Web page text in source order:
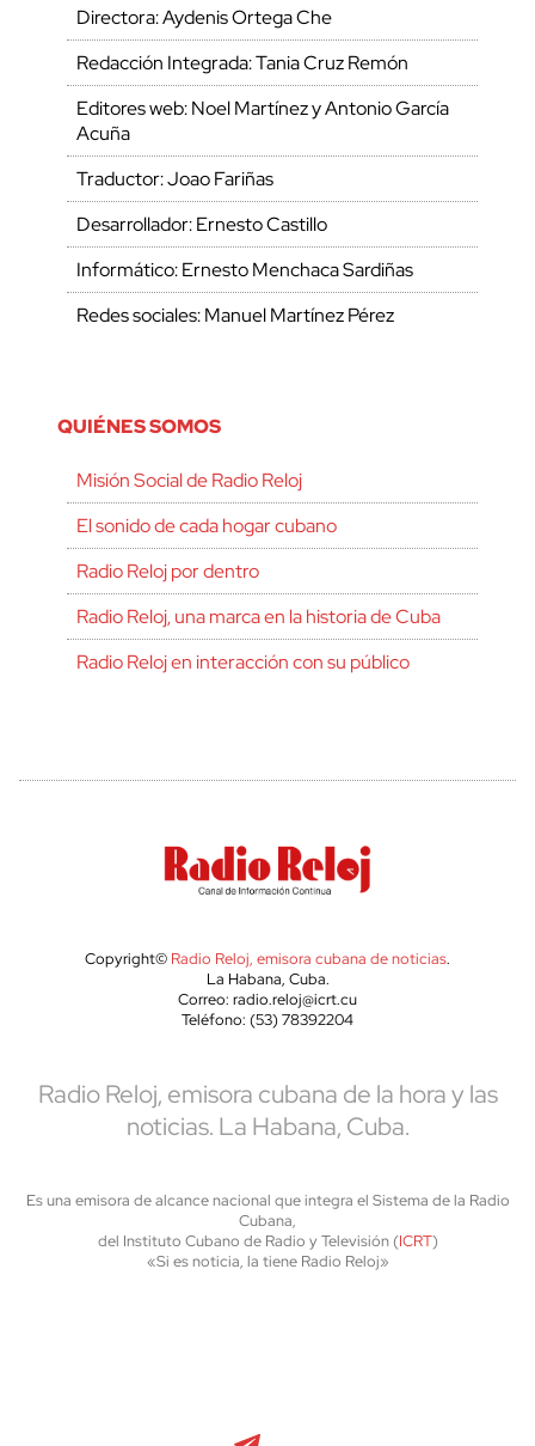
Directora: Aydenis Ortega Che
Redacción Integrada: Tania Cruz Remón
Editores web: Noel Martínez y Antonio García
Acuña
Traductor: Joao Fariñas
Desarrollador: Ernesto Castillo
Informático: Ernesto Menchaca Sardiñas
Redes sociales: Manuel Martínez Pérez
QUIÉNES SOMOS
Misión Social de Radio Reloj
El sonido de cada hogar cubano
Radio Reloj por dentro
Radio Reloj, una marca en la historia de Cuba
Radio Reloj en interacción con su público
Copyright© Radio Reloj, emisora cubana de noticias.
La Habana, Cuba.
Correo: radio.reloj@icrt.cu
Teléfono: (53) 78392204
Radio Reloj, emisora cubana de la hora y las
noticias. La Habana, Cuba.
Es una emisora de alcance nacional que integra el Sistema de la Radio
Cubana,
del Instituto Cubano de Radio y Televisión (ICRT)
«Si es noticia, la tiene Radio Reloj»